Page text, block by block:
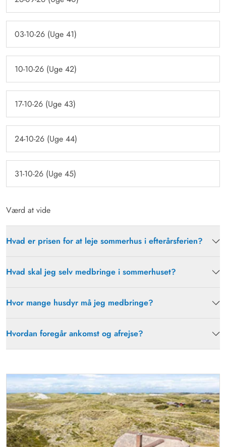
03-10-26 (Uge 41)
10-10-26 (Uge 42)
17-10-26 (Uge 43)
24-10-26 (Uge 44)
31-10-26 (Uge 45)
Værd at vide
Hvad er prisen for at leje sommerhus i efterårsferien?
Hvad skal jeg selv medbringe i sommerhuset?
Hvor mange husdyr må jeg medbringe?
Hvordan foregår ankomst og afrejse?